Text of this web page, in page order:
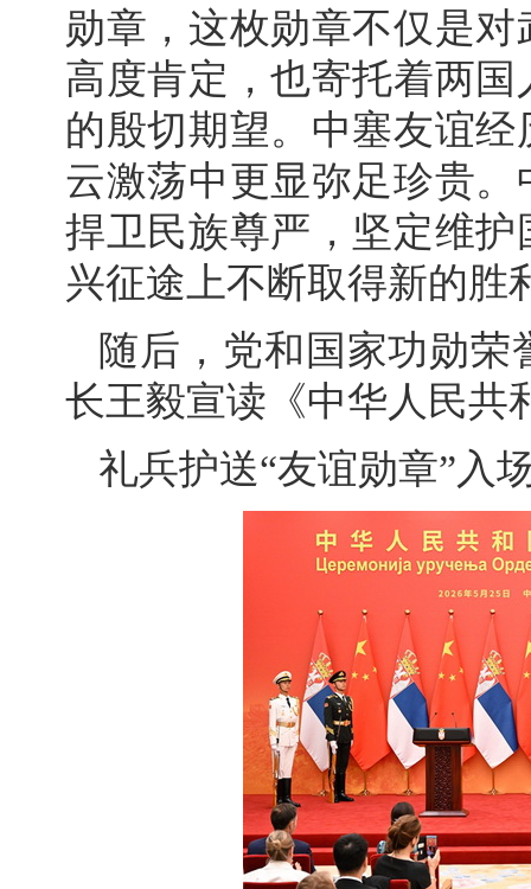
勋章，这枚勋章不仅是
高度肯定，也寄托着两
的殷切期望。中塞友谊
云激荡中更显弥足珍贵
捍卫民族尊严，坚定维
兴征途上不断取得新的胜
随后，党和国家功勋
长王毅宣读《中华人民共
礼兵护送“友谊勋章”入